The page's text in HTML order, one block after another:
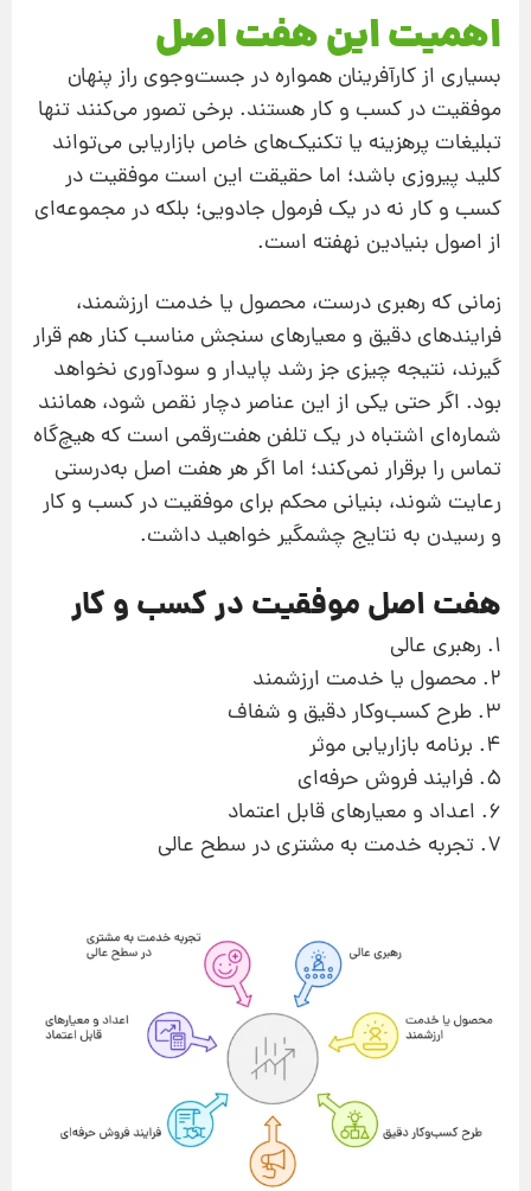
اهمیت این هفت اصل
بسیاری از کارآفرینان همواره در جست‌وجوی راز پنهان
موفقیت در کسب‌ و کار هستند. برخی تصور می‌کنند تنها
تبلیغات پرهزینه یا تکنیک‌های خاص بازاریابی می‌تواند
کلید پیروزی باشد؛ اما حقیقت این است موفقیت در
کسب‌ و کار نه در یک فرمول جادویی؛ بلکه در مجموعه‌ای
از اصول بنیادین نهفته است.
زمانی که رهبری درست، محصول یا خدمت ارزشمند،
فرایندهای دقیق و معیارهای سنجش مناسب کنار هم قرار
گیرند، نتیجه چیزی جز رشد پایدار و سودآوری نخواهد
بود. اگر حتی یکی از این عناصر دچار نقص شود، همانند
شماره‌ای اشتباه در یک تلفن هفت‌رقمی است که هیچ‌گاه
تماس را برقرار نمی‌کند؛ اما اگر هر هفت اصل به‌درستی
رعایت شوند، بنیانی محکم برای موفقیت در کسب‌ و کار
و رسیدن به نتایج چشمگیر خواهید داشت.
هفت اصل موفقیت در کسب‌ و کار
1. رهبری عالی
2. محصول یا خدمت ارزشمند
3. طرح کسب‌وکار دقیق و شفاف
4. برنامه بازاریابی موثر
5. فرایند فروش حرفه‌ای
6. اعداد و معیارهای قابل اعتماد
7. تجربه خدمت به مشتری در سطح عالی